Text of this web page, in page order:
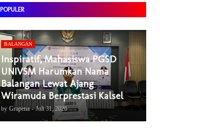
POPULER
BALANGAN
Inspiratif, Mahasiswa PGSD
UNIVSM Harumkan Nama
Balangan Lewat Ajang
Wiramuda Berprestasi Kalsel
by Grapena - Juli 31, 2026